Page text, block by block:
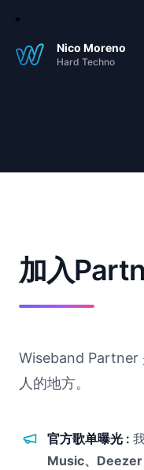
Nico Moreno
Hard Techno
加入
Wiseband Partner
人的地方。
官方歌单曝光 :
Music、Deezer